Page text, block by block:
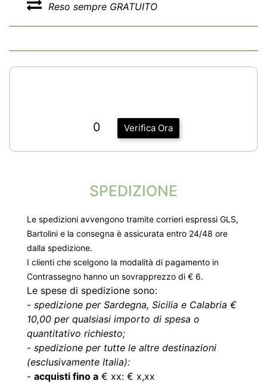
Reso sempre GRATUITO
Verifica Ora
0
SPEDIZIONE
Le spedizioni avvengono tramite corrieri espressi GLS,
Bartolini e la consegna è assicurata entro 24/48 ore
dalla spedizione.
I clienti che scelgono la modalità di pagamento in
Contrassegno hanno un sovrapprezzo di € 6.
Le spese di spedizione sono:
- spedizione per Sardegna, Sicilia e Calabria €
10,00 per qualsiasi importo di spesa o
quantitativo richiesto;
- spedizione per tutte le altre destinazioni
(esclusivamente Italia):
- acquisti fino a € xx: € x,xx